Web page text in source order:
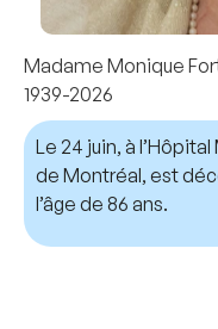
Madame Monique
1939-2026
Le 24 juin, à
de Montréal, est
l’âge de 86 ans.